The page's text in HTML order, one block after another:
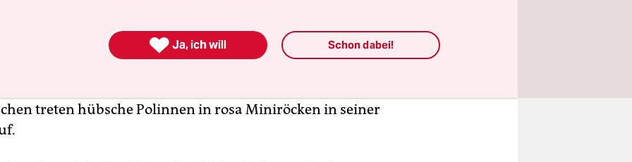
darf für sich selbst sprechen, auf einen Kommentar
verzichtet. Seine Mutter habe immer gesagt,
treten hübsche Polinnen in rosa Miniröcken in seiner
 Ja, ich will Schon dabei!